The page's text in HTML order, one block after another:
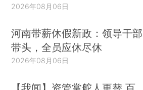
2026年08月06日
河南带薪休假新政：领导干部
带头，全员应休尽休
2026年08月06日